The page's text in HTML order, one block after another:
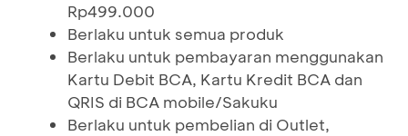
Rp499.000
Berlaku untuk semua produk
Berlaku untuk pembayaran menggunakan
Kartu Debit BCA, Kartu Kredit BCA dan
QRIS di BCA mobile/Sakuku
Berlaku untuk pembelian di Outlet,